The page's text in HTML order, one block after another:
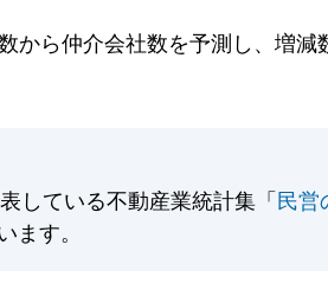
から仲介会社数を予測し、増
している不動産業統計集「民営
す。